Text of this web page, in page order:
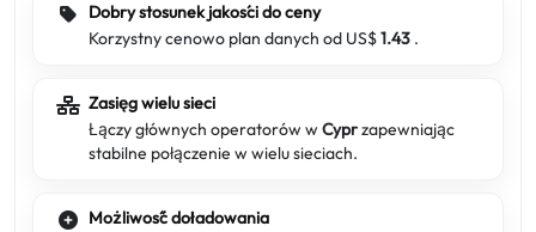
Dobry stosunek jakości do ceny
Korzystny cenowo plan danych od US$1.43 .
Zasięg wielu sieci
Łączy głównych operatorów wCyprzapewniając
stabilne połączenie w wielu sieciach.
Możliwość doładowania